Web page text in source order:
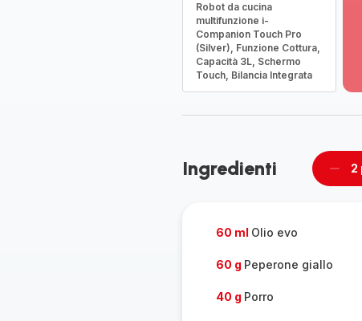
Robot da cucina
multifunzione i-
Companion Touch Pro
(Silver), Funzione Cottura,
Capacità 3L, Schermo
Touch, Bilancia Integrata
-
Ingredienti 2
60 ml Olio evo
60 g Peperone giallo
40 g Porro